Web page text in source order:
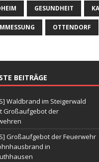
GESUNDHEIT
OTTENDORF
BEITRÄGE
Waldbrand im Steigerwald
Großaufgebot der
Großaufgebot der Feuerwehr
in